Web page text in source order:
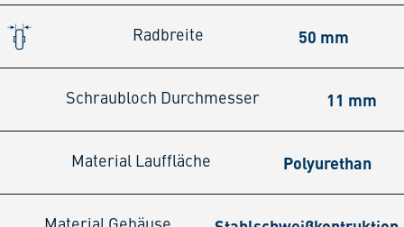
Radbreite 50 mm
Schraubloch Durchmesser 11 mm
Material Lauffläche Polyurethan